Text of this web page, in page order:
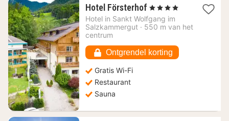
Hotel Försterhof 1
nacht
vanaf
€
, 4 Sterren
Hotel in Sankt Wolfgang im
Salzkammergut · 550 m van het
centrum
Ontgrendel korting
Gratis Wi-Fi
Restaurant
Sauna